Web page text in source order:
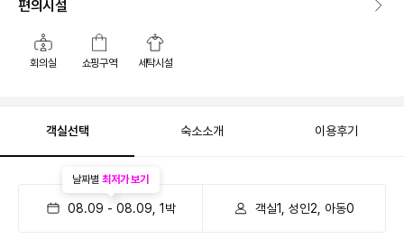
편의시설
회의실 쇼핑구역 세탁시설
객실선택 숙소소개 이용후기
08.09 - 08.09 1 박
날짜별 최저가 보기
객실1, 성인2, 아동0